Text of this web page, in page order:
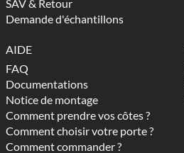
SAV & Retour
Demande d'échantillons
AIDE
FAQ
Documentations
Notice de montage
Comment prendre vos côtes ?
Comment choisir votre porte ?
Comment commander ?